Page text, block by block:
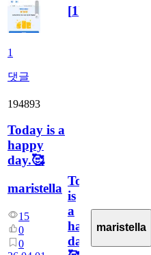
1
댓글
[1]
194893
Today is a
happy
day.🥰
maristella
15
0
0
Today
is
a
happy
day.
maristella